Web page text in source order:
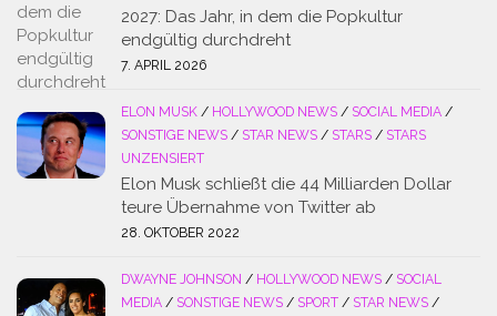
2027: Das Jahr, in dem die Popkultur
endgültig durchdreht
7. APRIL 2026
ELON MUSK / HOLLYWOOD NEWS / SOCIAL MEDIA /
SONSTIGE NEWS / STAR NEWS / STARS / STARS
UNZENSIERT
Elon Musk schließt die 44 Milliarden Dollar
teure Übernahme von Twitter ab
28. OKTOBER 2022
DWAYNE JOHNSON / HOLLYWOOD NEWS / SOCIAL
MEDIA / SONSTIGE NEWS / SPORT / STAR NEWS /